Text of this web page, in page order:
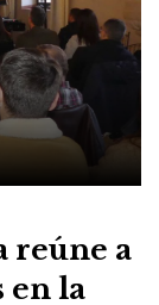
reúne a
en la